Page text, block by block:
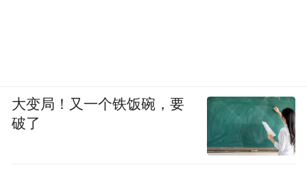
大变局！又一个铁饭碗，要
破了